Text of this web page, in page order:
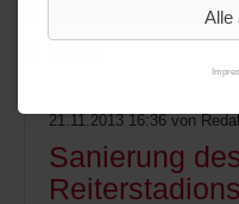
21.11.2013 16:36 von
Sanierung
Alle